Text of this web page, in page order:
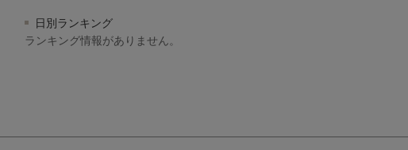
日別ランキング
ランキング情報がありません。